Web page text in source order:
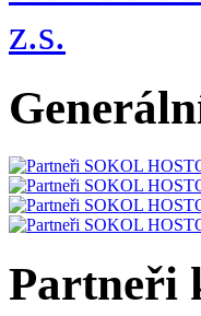
Partneři